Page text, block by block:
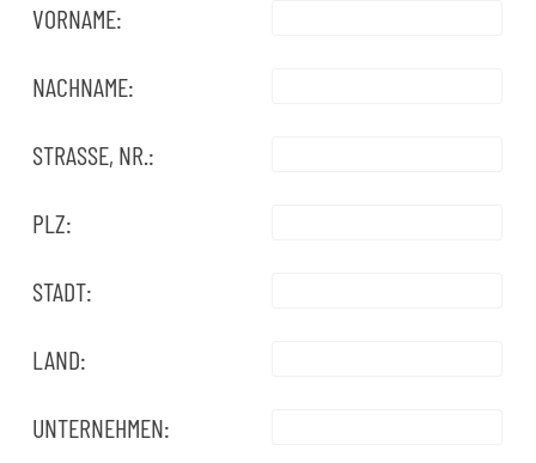
VORNAME:
NACHNAME:
STRASSE, NR.:
PLZ:
STADT:
LAND:
UNTERNEHMEN: